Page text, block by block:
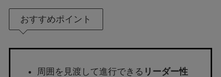
おすすめポイント
周囲を見渡して進行できる リーダー性